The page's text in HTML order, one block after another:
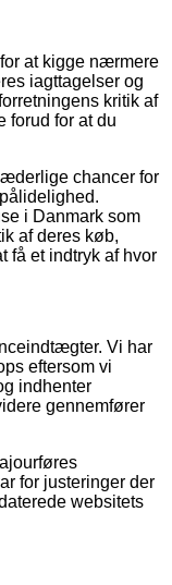
at kigge nærmere
iagttagelser og
kritik af
forud for at du
chancer for
i Danmark som
af deres køb,
få et indtryk af hvor
Vi har
eftersom vi
indhenter
gennemfører
for justeringer der
websitets